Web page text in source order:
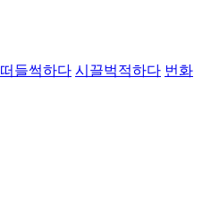
떠들썩하다 시끌벅적하다 번화